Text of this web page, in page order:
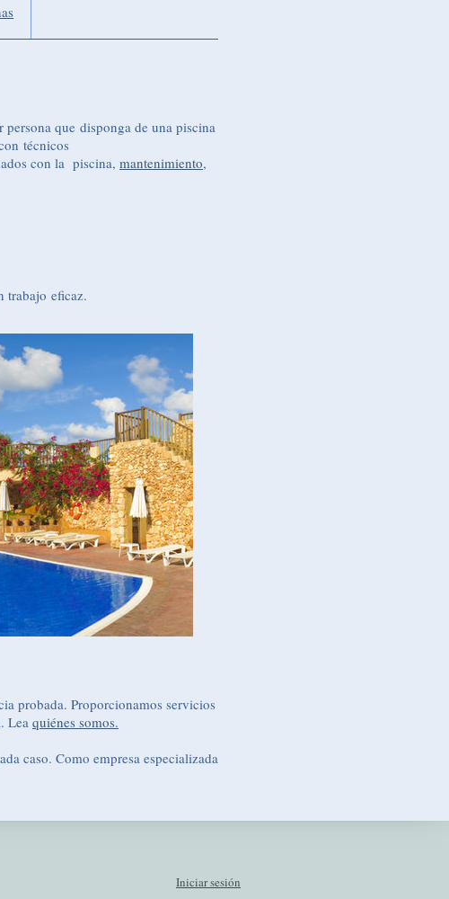
persona que disponga de una piscina
técnicos
con la piscina, mantenimiento,
trabajo eficaz.
probada. Proporcionamos servicios
Lea quiénes somos.
caso. Como empresa especializada
Iniciar sesión